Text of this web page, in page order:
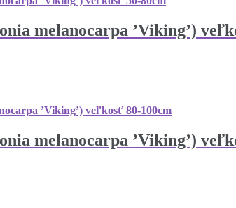
melanocarpa ’Viking’)
melanocarpa ’Viking’)